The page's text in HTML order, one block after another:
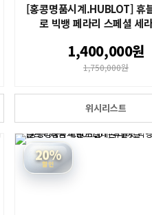
[홍콩명품시계.HUBLOT] 휴
로 빅뱅 페라리 스페셜 세
1,400,000원
1,750,000원
위시리스트
20%
할인